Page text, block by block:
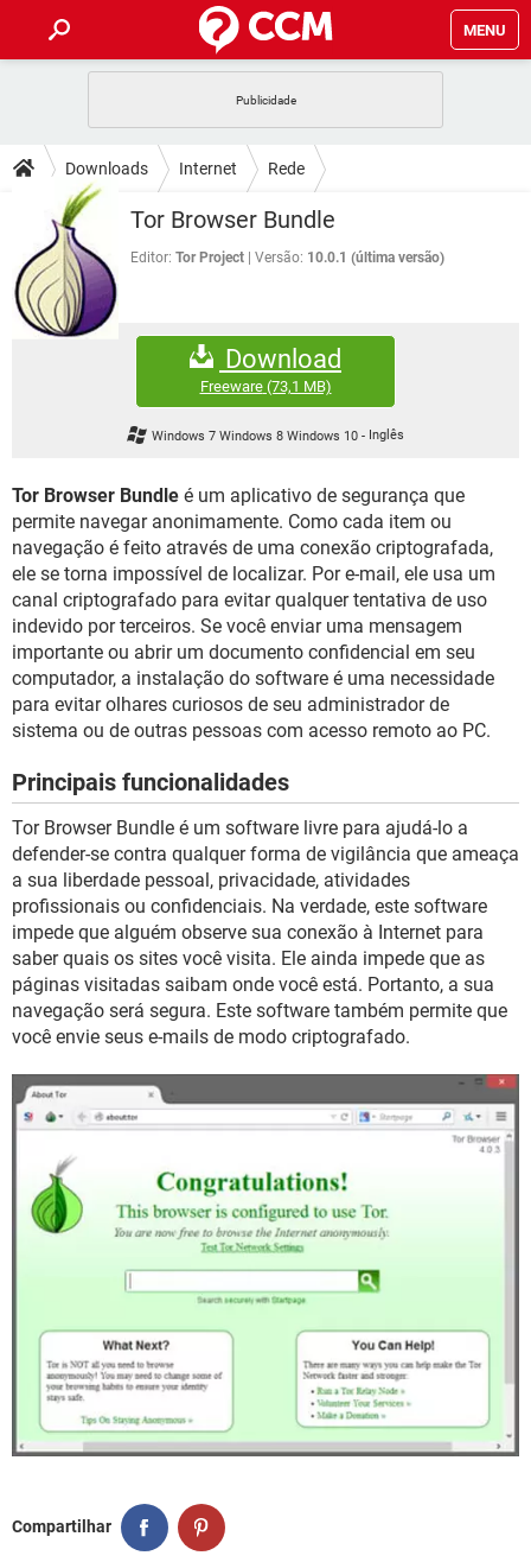
MENU
CELULAR FACEBOOK
OUTLOOK EXCEL
INSTAGRAM GMAIL
GUIA DE COMPRAS
DICAS
JOGOS WHATSAPP
CELULAR
OUTLOOK
INSTAGRAM
DOWNLOADS
JOGOS WHATSAPP
CELULAR
OUTLOOK EXCEL
GMAIL
FÓRUM
JOGOS
FACEBOOK
EXCEL
GMAIL
GLOSSÁRIO
WHATSAPP
INSTAGRAM GMAIL
GUIA DE COMPRAS
Downloads Internet Rede
Tor Browser Bundle
Editor: Tor Project Versão: 10.0.1 (última versão)
Download
Freeware(73,1 MB)
Windows 7 Windows 8 Windows 10 - Inglês
Tor Browser Bundle é um aplicativo de segurança que
permite navegar anonimamente. Como cada item ou
navegação é feito através de uma conexão criptografada,
ele se torna impossível de localizar. Por e-mail, ele usa um
canal criptografado para evitar qualquer tentativa de uso
indevido por terceiros. Se você enviar uma mensagem
importante ou abrir um documento confidencial em seu
computador, a instalação do software é uma necessidade
para evitar olhares curiosos de seu administrador de
sistema ou de outras pessoas com acesso remoto ao PC.
Principais funcionalidades
Tor Browser Bundle é um software livre para ajudá-lo a
defender-se contra qualquer forma de vigilância que ameaça
a sua liberdade pessoal, privacidade, atividades
profissionais ou confidenciais. Na verdade, este software
impede que alguém observe sua conexão à Internet para
saber quais os sites você visita. Ele ainda impede que as
páginas visitadas saibam onde você está. Portanto, a sua
navegação será segura. Este software também permite que
você envie seus e-mails de modo criptografado.
Compartilhar